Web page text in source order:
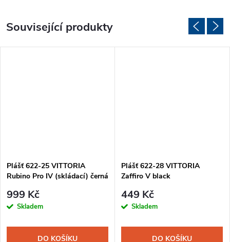
Související produkty
Plášť 622-25 VITTORIA
Rubino Pro IV (skládací) černá
999 Kč
Skladem
DO KOŠÍKU
Plášť 622-28 VITTORIA
Zaffiro V black
449 Kč
Skladem
DO KOŠÍKU